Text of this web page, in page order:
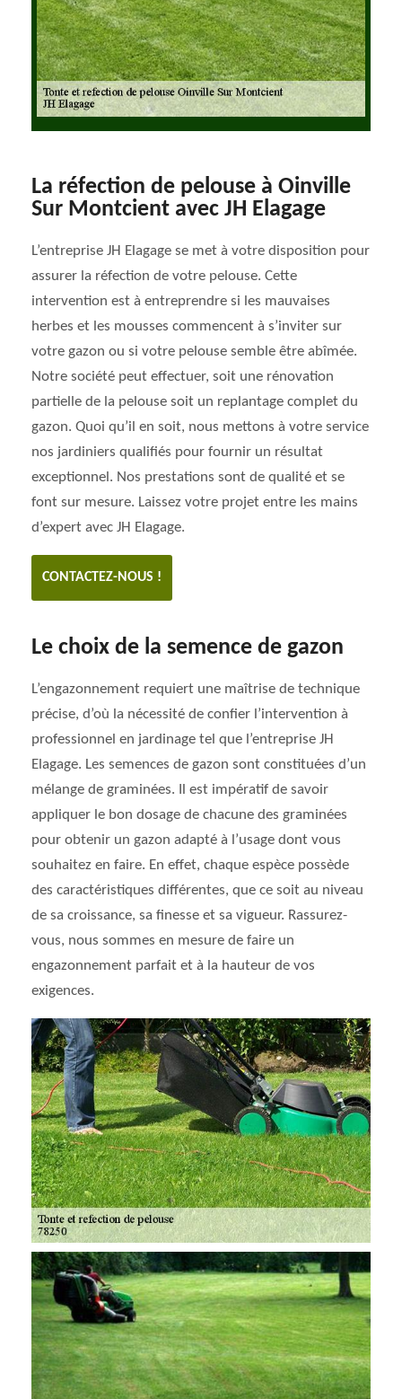
La réfection de pelouse à Oinville
Sur Montcient avec JH Elagage
L’entreprise JH Elagage se met à votre disposition pour
assurer la réfection de votre pelouse. Cette
intervention est à entreprendre si les mauvaises
herbes et les mousses commencent à s’inviter sur
votre gazon ou si votre pelouse semble être abîmée.
Notre société peut effectuer, soit une rénovation
partielle de la pelouse soit un replantage complet du
gazon. Quoi qu’il en soit, nous mettons à votre service
nos jardiniers qualifiés pour fournir un résultat
exceptionnel. Nos prestations sont de qualité et se
font sur mesure. Laissez votre projet entre les mains
d’expert avec JH Elagage.
CONTACTEZ-NOUS !
Le choix de la semence de gazon
L’engazonnement requiert une maîtrise de technique
précise, d’où la nécessité de confier l’intervention à
professionnel en jardinage tel que l’entreprise JH
Elagage. Les semences de gazon sont constituées d’un
mélange de graminées. Il est impératif de savoir
appliquer le bon dosage de chacune des graminées
pour obtenir un gazon adapté à l’usage dont vous
souhaitez en faire. En effet, chaque espèce possède
des caractéristiques différentes, que ce soit au niveau
de sa croissance, sa finesse et sa vigueur. Rassurez-
vous, nous sommes en mesure de faire un
engazonnement parfait et à la hauteur de vos
exigences.